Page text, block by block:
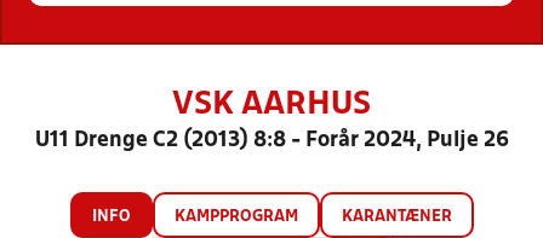
VSK AARHUS
U11 Drenge C2 (2013) 8:8 - Forår 2024, Pulje 26
INFO KAMPPROGRAM KARANTÆNER